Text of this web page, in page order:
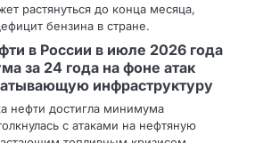
растянуться до конца месяца,
бензина в стране.
в России в июле 2026 года
за 24 года на фоне атак
инфраструктуру
нефти достигла минимума
с атаками на нефтяную